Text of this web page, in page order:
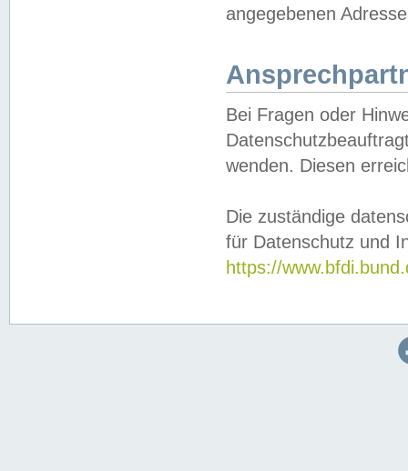
angegebenen
Bei Fragen oder
wenden. Diesen
Die zuständige
für Datenschutz und
https://